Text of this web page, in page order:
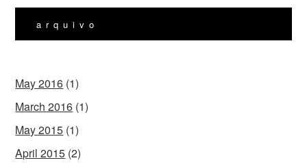
arquivo
May 2016 (1)
March 2016 (1)
May 2015 (1)
April 2015 (2)